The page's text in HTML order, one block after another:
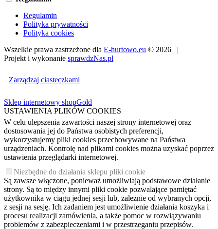
Regulamin
Polityka prywatności
Polityka cookies
Wszelkie prawa zastrzeżone dla E-hurtowo.eu © 2026 |
Projekt i wykonanie sprawdzNas.pl
Zarządzaj ciasteczkami
Sklep internetowy shopGold
USTAWIENIA PLIKÓW COOKIES
W celu ulepszenia zawartości naszej strony internetowej oraz
dostosowania jej do Państwa osobistych preferencji,
wykorzystujemy pliki cookies przechowywane na Państwa
urządzeniach. Kontrolę nad plikami cookies można uzyskać poprzez
ustawienia przeglądarki internetowej.
Niezbędne do działania sklepu pliki cookie
Są zawsze włączone, ponieważ umożliwiają podstawowe działanie
strony. Są to między innymi pliki cookie pozwalające pamiętać
użytkownika w ciągu jednej sesji lub, zależnie od wybranych opcji,
z sesji na sesję. Ich zadaniem jest umożliwienie działania koszyka i
procesu realizacji zamówienia, a także pomoc w rozwiązywaniu
problemów z zabezpieczeniami i w przestrzeganiu przepisów.